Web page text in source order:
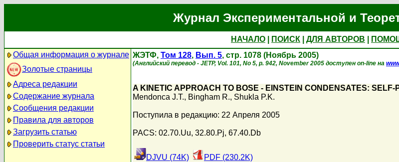
Журнал Экспериментальной и
НАЧАЛО ПОИСК ДЛЯ АВТОРОВ
Общая информация о журнале
Золотые страницы
Адреса редакции
Содержание журнала
Сообщения редакции
Правила для авторов
Загрузить статью
Проверить статус статьи
ЖЭТФ, Том 128, Вып. 5, стр. 1078 (Ноябрь 2005)
(Английский перевод - JETP, Vol. 101, No 5, p. 942, November 2005 доступен on-line на
A KINETIC APPROACH TO BOSE - EINSTEIN CONDENSATES:
Mendonca J.T., Bingham R., Shukla P.K.
Поступила в редакцию: 22 Апреля 2005
PACS: 02.70.Uu, 32.80.Pj, 67.40.Db
DJVU (74K) PDF (230.2K)